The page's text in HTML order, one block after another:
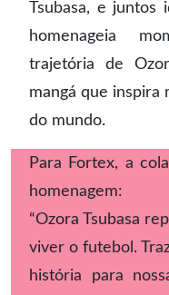
Tsubasa, e juntos
homenageia
trajetória de
mangá que inspira
do mundo.
Para Fortex, a
homenagem:
“Ozora Tsubasa
viver o futebol.
história para